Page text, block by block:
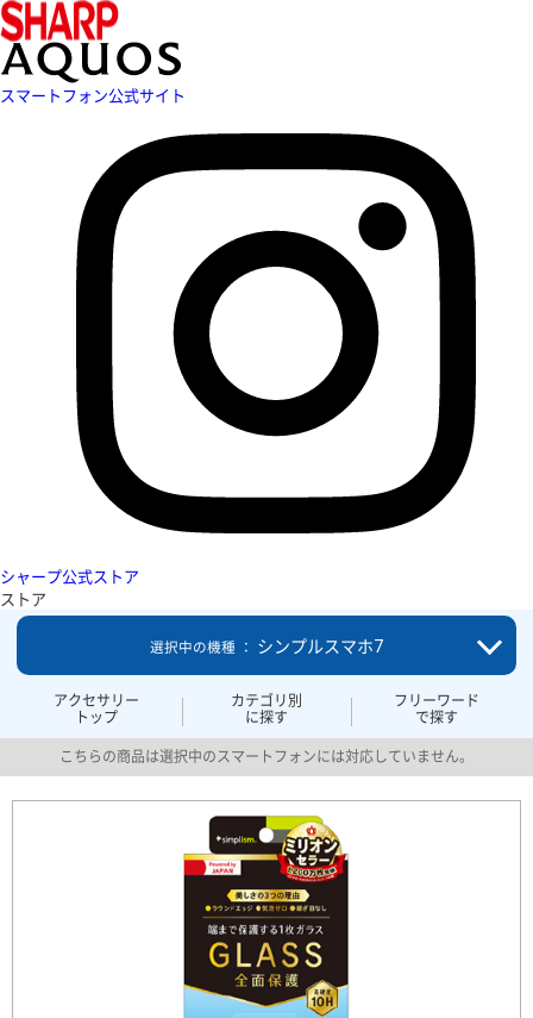
スマートフォン公式サイト
シャープ公式ストア
ストア
アクセサリー
トップ
カテゴリ別
に探す
フリーワード
で探す
選択中の機種 ： シンプルスマホ7
こちらの商品は選択中のスマートフォンには対応していません。